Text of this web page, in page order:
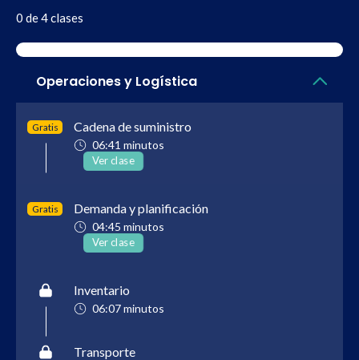
0 de 4 clases
Operaciones y Logística
Gratis Cadena de suministro
06:41 minutos
Ver clase
Gratis Demanda y planificación
04:45 minutos
Ver clase
Inventario
06:07 minutos
Transporte